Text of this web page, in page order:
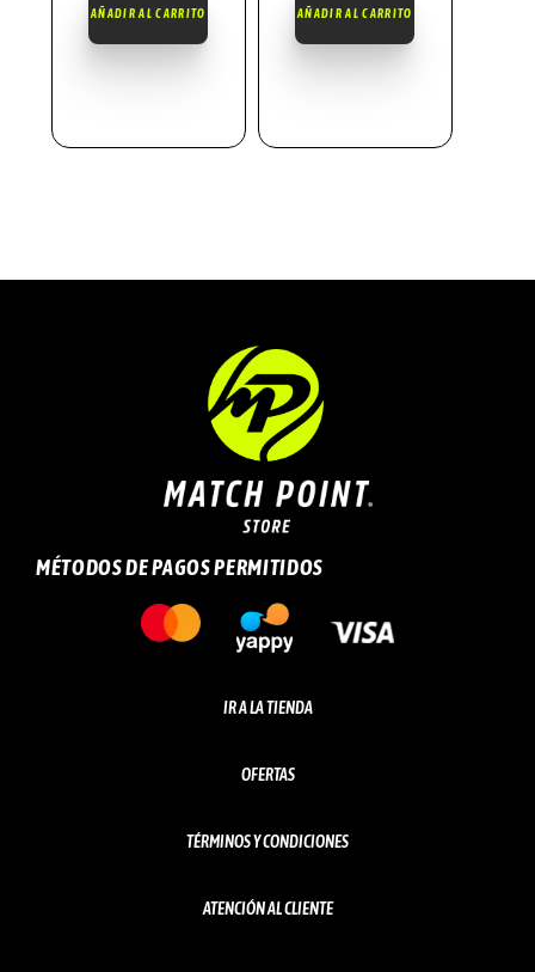
AÑADIR AL CARRITO AÑADIR AL CARRITO
MÉTODOS DE PAGOS PERMITIDOS
IR A LA TIENDA
OFERTAS
TÉRMINOS Y CONDICIONES
ATENCIÓN AL CLIENTE